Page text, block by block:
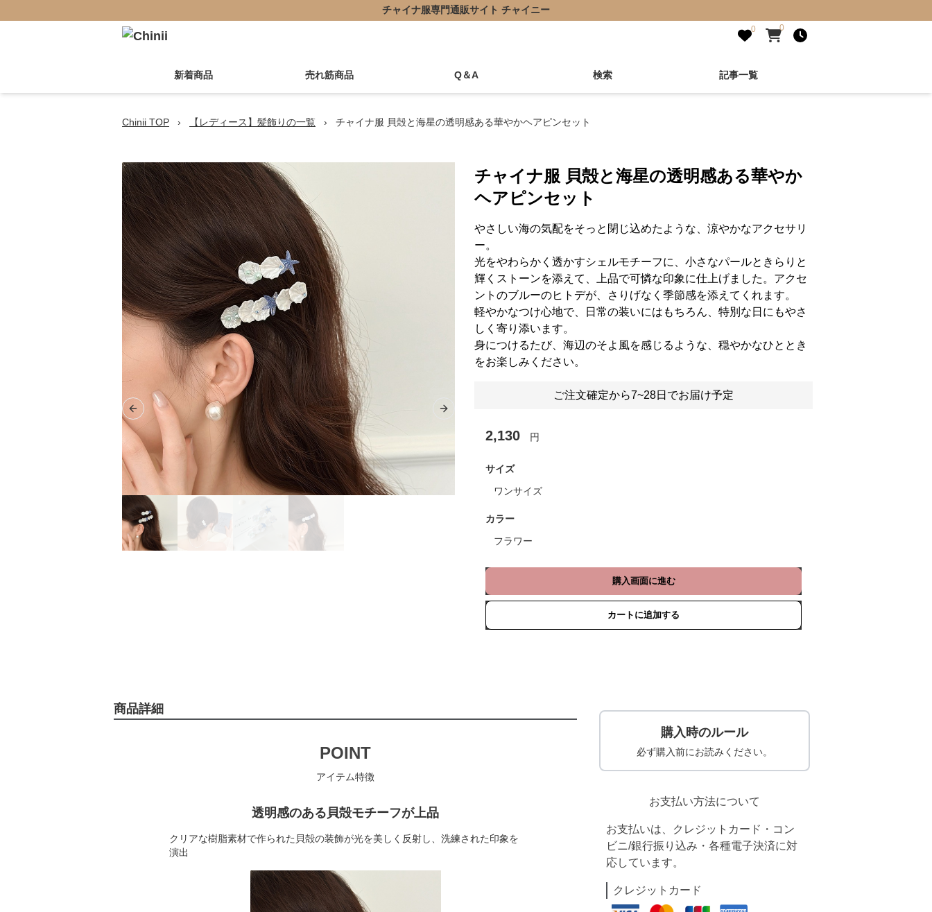
チャイナ服専門通販サイト チャイニー
0 0
新着商品 売れ筋商品 Q＆A 検索 記事一覧
Chinii TOP › 【レディース】髪飾りの一覧 › チャイナ服 貝殻と海星の透明感ある華やかヘアピンセット
Previous slide Next slide
チャイナ服 貝殻と海星の透明感ある華やか
ヘアピンセット
やさしい海の気配をそっと閉じ込めたような、涼やかなアクセサリ
ー。
光をやわらかく透かすシェルモチーフに、小さなパールときらりと
輝くストーンを添えて、上品で可憐な印象に仕上げました。アクセ
ントのブルーのヒトデが、さりげなく季節感を添えてくれます。
軽やかなつけ心地で、日常の装いにはもちろん、特別な日にもやさ
しく寄り添います。
身につけるたび、海辺のそよ風を感じるような、穏やかなひととき
をお楽しみください。
ご注文確定から7~28日でお届け予定
2,130 円
サイズ
ワンサイズ
カラー
フラワー
購入画面に進む
カートに追加する
商品詳細
POINT
アイテム特徴
透明感のある貝殻モチーフが上品
クリアな樹脂素材で作られた貝殻の装飾が光を美しく反射し、洗練された印象を
演出
購入時のルール
必ず購入前にお読みください。
お支払い方法について
お支払いは、クレジットカード・コン
ビニ/銀行振り込み・各種電子決済に対
応しています。
クレジットカード